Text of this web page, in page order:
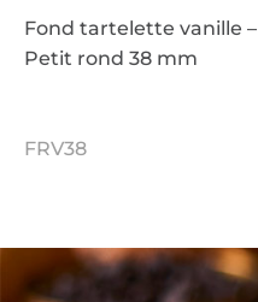
Fond tartelette vanille –
Petit rond 38 mm
FRV38